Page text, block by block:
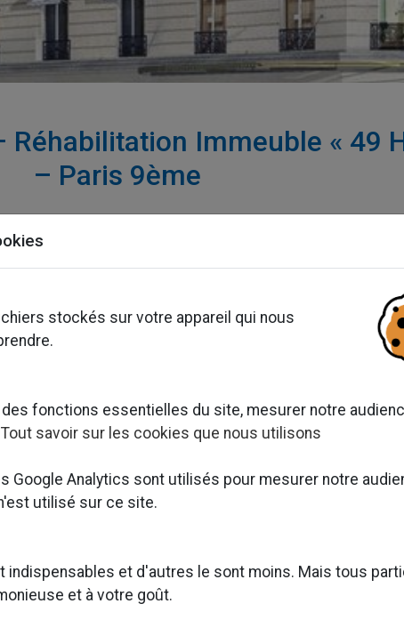
Réhabilitation Immeuble « 49
– Paris 9ème
a décidé de repenser le « 49
pour ambition de redonner un sens à cet immeuble au
les missions Structure, Fluides, Ascenseur et
niveaux sont concernés par cette refonte.
à fin 2024.
: l’interview de
lnkd.in/ejCMhJxj
stockés sur votre appareil qui nous
fonctions essentielles du site, mesurer notre
Tout savoir sur les cookies que nous utilisons
Google Analytics sont utilisés pour mesurer notre
utilisé sur ce site.
indispensables et d'autres le sont moins. Mais tous
et à votre goût.